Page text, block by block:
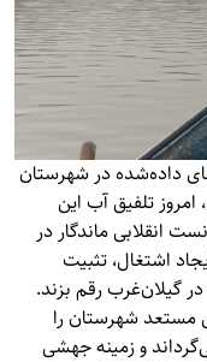
داده‌شده در شهرستان
تلفیق آب این
انقلابی ماندگار در
اشتغال، تثبیت
گیلان‌غرب رقم بزند.
مستعد شهرستان را
و زمینه جهشی